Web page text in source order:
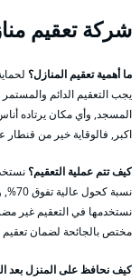
شركة تعقيم
ما أهمية تعقيم المنازل؟
يجب التعقيم الدائم
المسجد, وأي مكان يرتاده
اكبر, فالوقاية خير من قنطار
كيف تتم عملية التعقيم؟
نستخدمها في التعقيم غير
مختص بالجائحة لضمان تعقيم
كيف نحافظ على المنزل بعد